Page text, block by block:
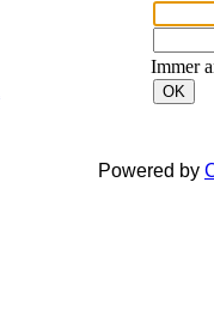
Immer
OK
Powered by